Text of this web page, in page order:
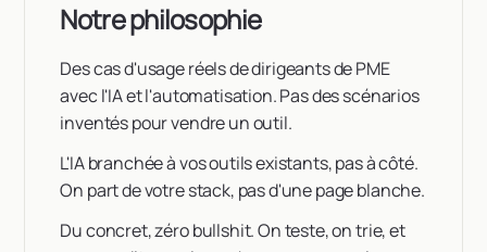
Notre philosophie
Des cas d'usage réels de dirigeants de PME
avec l'IA et l'automatisation. Pas des scénarios
inventés pour vendre un outil.
L'IA branchée à vos outils existants, pas à côté.
On part de votre stack, pas d'une page blanche.
Du concret, zéro bullshit. On teste, on trie, et